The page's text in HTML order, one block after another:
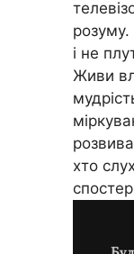
і не
Живи
хто